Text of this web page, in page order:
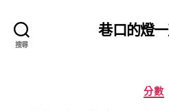
搜尋
巷口的燈
分
類
分數